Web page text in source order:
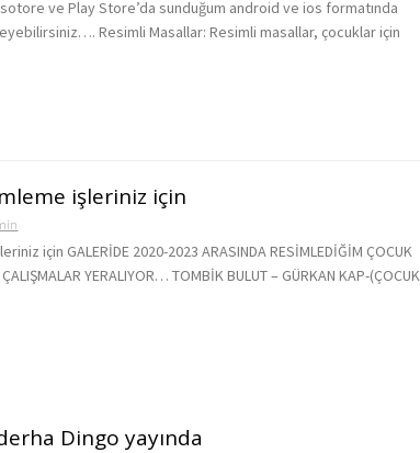
ve Play Store’da sunduğum android ve ios formatında
Resimli Masallar: Resimli masallar, çocuklar için
işleriniz için
için GALERİDE 2020-2023 ARASINDA RESİMLEDİĞİM ÇOCUK
YERALIYOR… TOMBİK BULUT – GÜRKAN KAP-(ÇOCUK
Dingo yayında